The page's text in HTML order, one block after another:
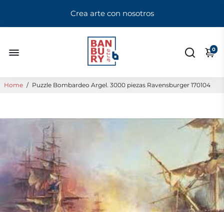
Crea arte con nosotros
0
Home / Puzzle Bombardeo Argel. 3000 piezas Ravensburger 170104